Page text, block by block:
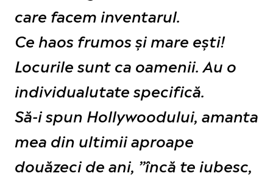
care facem inventarul.
Ce haos frumos și mare ești!
Locurile sunt ca oamenii. Au o
individualutate specifică.
Să-i spun Hollywoodului, amanta
mea din ultimii aproape
douăzeci de ani, ”încă te iubesc,